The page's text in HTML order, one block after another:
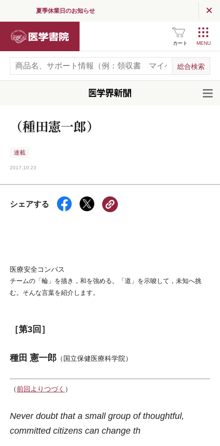
夏季休業日のお知らせ
カート
（種田憲一郎）
連載
2017.10.23
シェアする
医療安全コンパス
チームの「輪」を描き，和を強める。「道」を示唆して，未知へ挑
む。そんな言葉を紹介します。
［第3回］
種田 憲一郎 （国立保健医療科学院）
（前回よりつづく ）
Never doubt that a small group of thoughtful,
committed citizens can change th